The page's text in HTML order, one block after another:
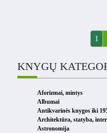
1
KNYGŲ
Aforizmai, mintys
Albumai
Antikvarinės knygos iki
Architektūra, statyba,
Astronomija